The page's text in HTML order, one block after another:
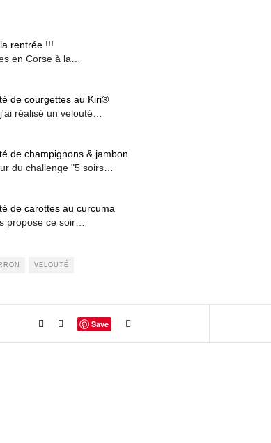
rentrée !!!
en Corse à la…
de courgettes au Kiri®
réalisé un velouté…
de champignons & jambon
du challenge "5 soirs…
de carottes au curcuma
propose ce soir…
VELOUTÉ
Save